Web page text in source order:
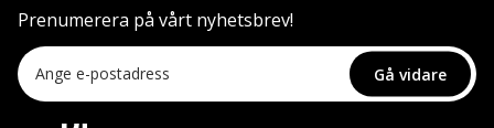
Prenumerera på vårt nyhetsbrev!
Gå vidare